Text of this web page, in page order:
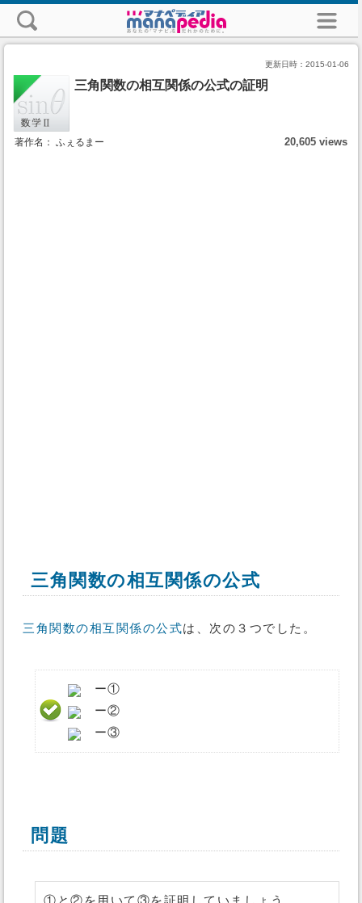
更新日時： 2015-01-06
三角関数の相互関係の公式の証明
著作名： ふぇるまー 20,605 views
三角関数の相互関係の公式
三角関数の相互関係の公式は、次の３つでした。
ー①
ー②
ー③
問題